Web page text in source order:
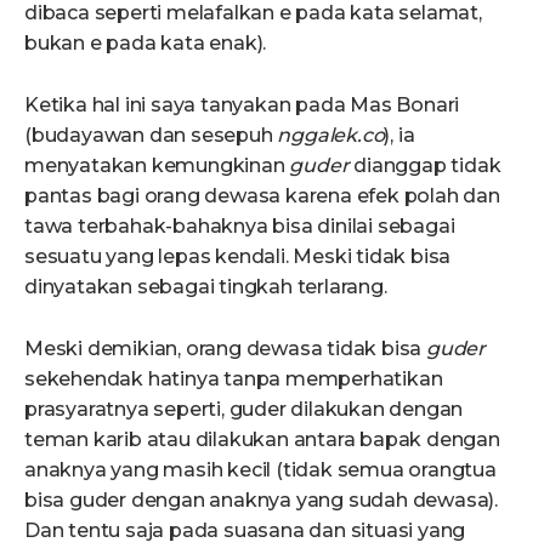
dibaca seperti melafalkan e pada kata selamat,
bukan e pada kata enak).
Ketika hal ini saya tanyakan pada Mas Bonari
(budayawan dan sesepuh nggalek.co), ia
menyatakan kemungkinan guderdianggap tidak
pantas bagi orang dewasa karena efek polah dan
tawa terbahak-bahaknya bisa dinilai sebagai
sesuatu yang lepas kendali. Meski tidak bisa
dinyatakan sebagai tingkah terlarang.
Meski demikian, orang dewasa tidak bisa guder
sekehendak hatinya tanpa memperhatikan
prasyaratnya seperti, guder dilakukan dengan
teman karib atau dilakukan antara bapak dengan
anaknya yang masih kecil (tidak semua orangtua
bisa guder dengan anaknya yang sudah dewasa).
Dan tentu saja pada suasana dan situasi yang